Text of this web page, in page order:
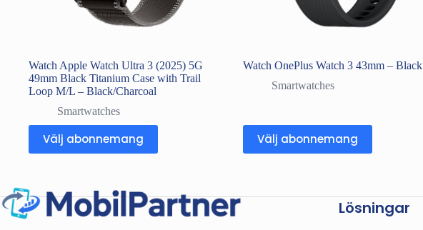
Watch Apple Watch Ultra 3 (2025) 5G
49mm Black Titanium Case with Trail
Loop M/L – Black/Charcoal
Smartwatches
Välj abonnemang
Watch OnePlus Watch 3 43mm – Black
Smartwatches
Välj abonnemang
Lösningar